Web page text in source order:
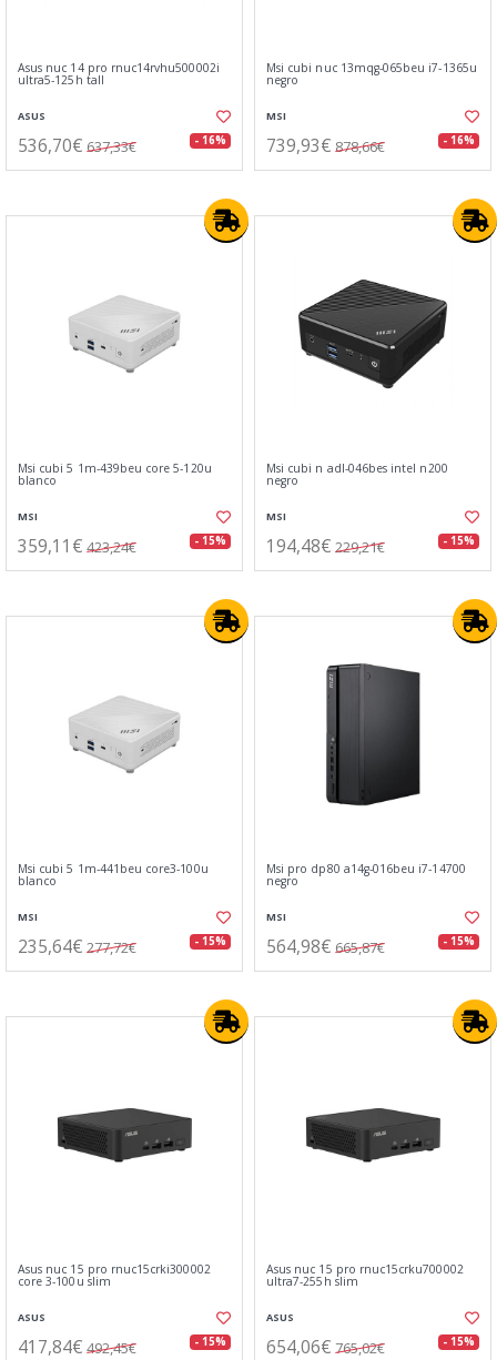
Asus nuc 14 pro rnuc14rvhu500002i
ultra5-125h tall
ASUS
536,70€ 637,33€ - 16%
Msi cubi nuc 13mqg-065beu i7-1365u
negro
MSI
739,93€ 878,66€ - 16%
Msi cubi 5 1m-439beu core 5-120u
blanco
MSI
359,11€ 423,24€ - 15%
Msi cubi n adl-046bes intel n200
negro
MSI
194,48€ 229,21€ - 15%
Msi cubi 5 1m-441beu core3-100u
blanco
MSI
235,64€ 277,72€ - 15%
Msi pro dp80 a14g-016beu i7-14700
negro
MSI
564,98€ 665,87€ - 15%
Asus nuc 15 pro rnuc15crki300002
core 3-100u slim
ASUS
417,84€ 492,45€ - 15%
Asus nuc 15 pro rnuc15crku700002
ultra7-255h slim
ASUS
654,06€ 765,02€ - 15%